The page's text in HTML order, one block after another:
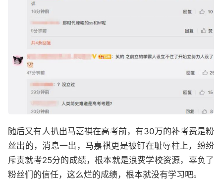
随后又有人扒出马嘉祺在高考前，有30万的补考费是粉
丝出的，消息一出，马嘉祺更是被钉在耻辱柱上，纷纷
斥责就考25分的成绩，根本就是浪费学校资源，辜负了
粉丝们的信任，这么烂的成绩，根本就没有学习吧。